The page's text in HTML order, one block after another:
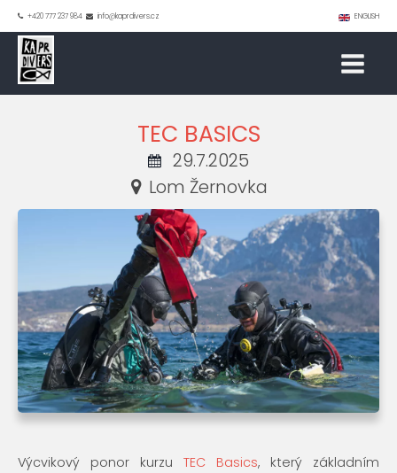
+420 777 237 984 info@kaprdivers.cz ENGLISH
TEC BASICS
29.7.2025
Lom Žernovka
Výcvikový ponor kurzu TEC Basics, který základním